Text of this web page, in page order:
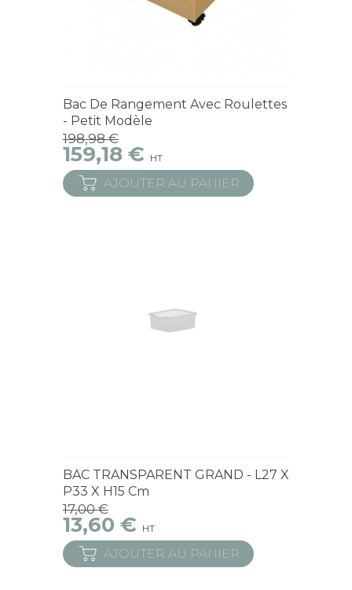
Bac De Rangement Avec Roulettes
- Petit Modèle
198,98 €
159,18 € HT
AJOUTER AU PANIER
BAC TRANSPARENT GRAND - L27 X
P33 X H15 Cm
17,00 €
13,60 € HT
AJOUTER AU PANIER